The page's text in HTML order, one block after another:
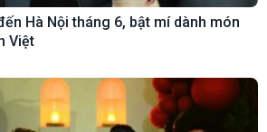
Hà Nội tháng 6, bật mí dành món
Việt